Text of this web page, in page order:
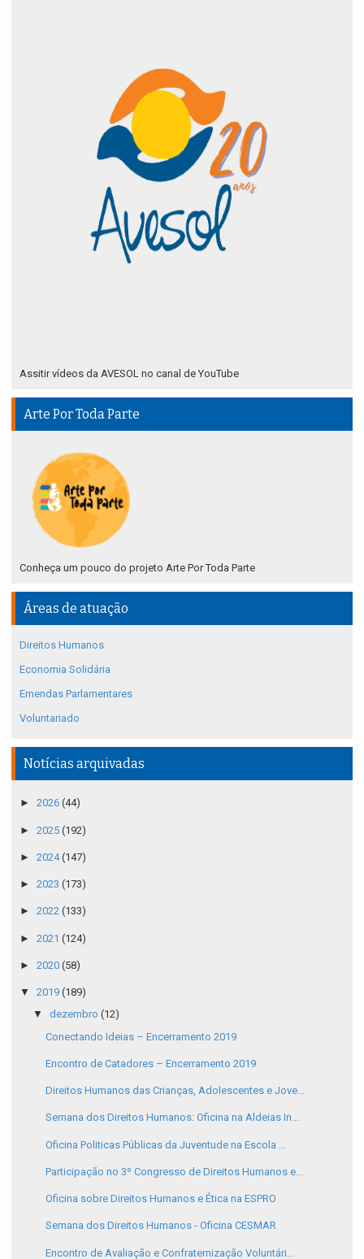
Assitir vídeos da AVESOL no canal de YouTube
Arte Por Toda Parte
Conheça um pouco do projeto Arte Por Toda Parte
Áreas de atuação
Direitos Humanos
Economia Solidária
Emendas Parlamentares
Voluntariado
Notícias arquivadas
► 2026 (44)
► 2025 (192)
► 2024(147)
► 2023 (173)
► 2022 (133)
► 2021 (124)
► 2020 (58)
▼ 2019 (189)
▼ dezembro (12)
Conectando Ideias – Encerramento 2019
Encontro de Catadores – Encerramento 2019
Direitos Humanos das Crianças, Adolescentes e Jove...
Semana dos Direitos Humanos: Oficina na Aldeias In...
Oficina Politicas Públicas da Juventude na Escola ...
Participação no 3º Congresso de Direitos Humanos e...
Oficina sobre Direitos Humanos e Ética na ESPRO
Semana dos Direitos Humanos - Oficina CESMAR
Encontro de Avaliação e Confraternização Voluntári...